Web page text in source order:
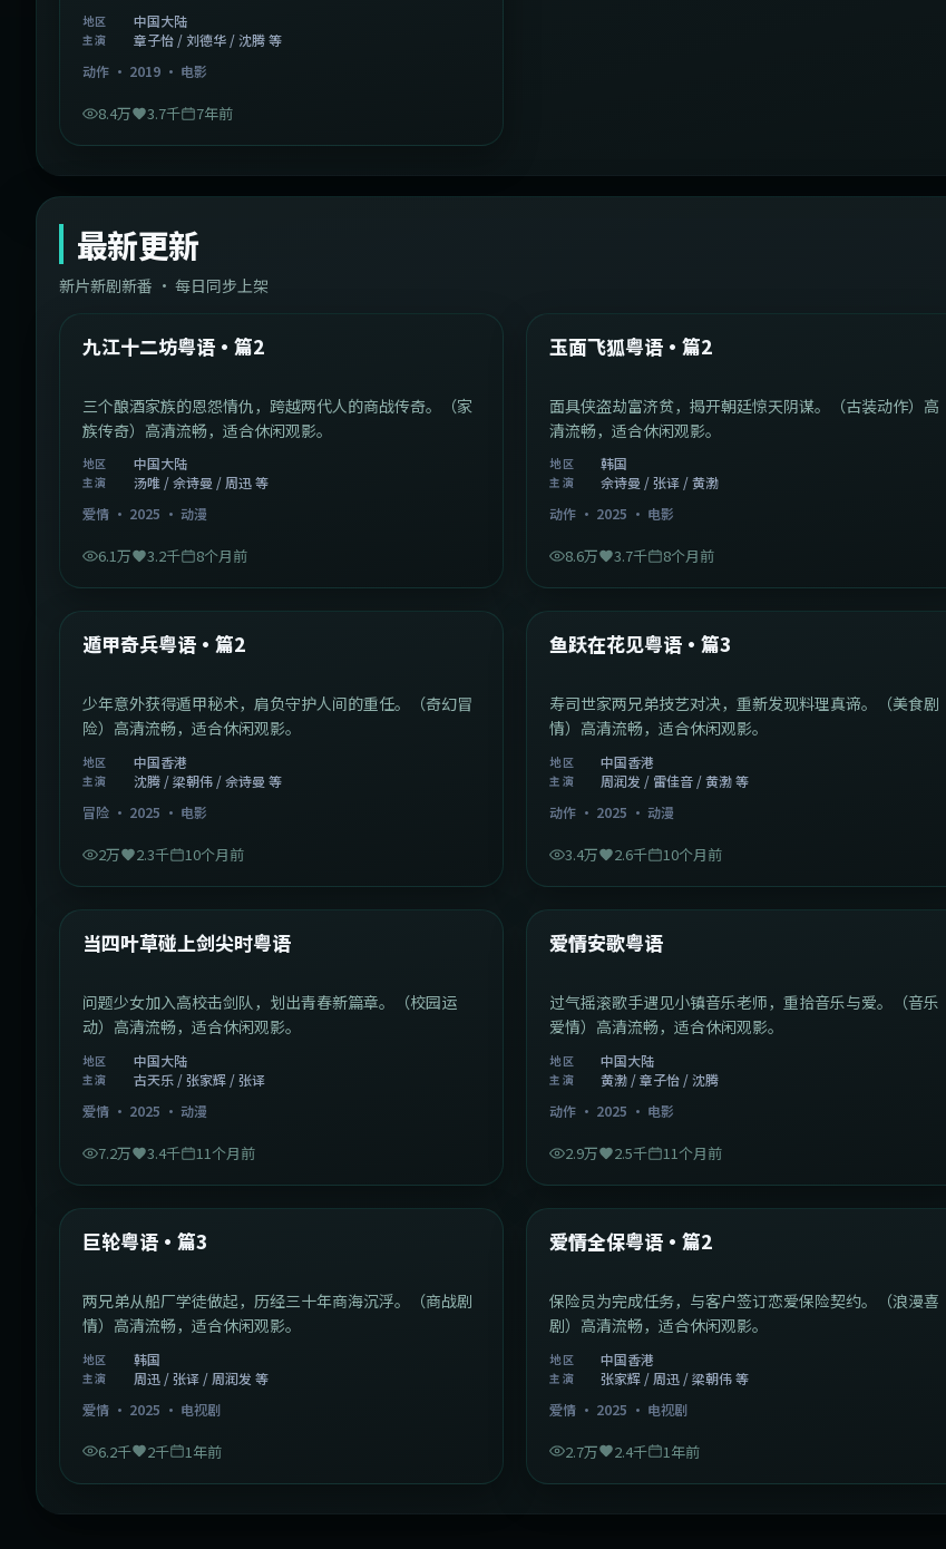
地区 中国大陆
主演
章子怡 / 刘德华 / 沈腾 等
动作 · 2019 · 电影
8.4万 3.7千 7年前
最新更新
新片新剧新番 · 每日同步上架
最新
中国大陆
九江十二坊粤语·篇2
三个酿酒家族的恩怨情仇，跨越两代人的商战传奇。（家
族传奇）高清流畅，适合休闲观影。
地区 中国大陆
主演
汤唯 / 佘诗曼 / 周迅 等
爱情 · 2025 · 动漫
6.1万 3.2千 8个月前
最新
玉面飞狐粤语·篇2
面具侠盗劫富济贫，揭开朝廷惊天阴谋。（古装动作）高
清流畅，适合休闲观影。
地区 韩国
主演
佘诗曼 / 张译 / 黄渤
动作 · 2025 · 电影
8.6万 3.7千 8个月前
最新
中国香港 1:10:21
遁甲奇兵粤语·篇2
少年意外获得遁甲秘术，肩负守护人间的重任。（奇幻冒
险）高清流畅，适合休闲观影。
地区 中国香港
主演
沈腾 / 梁朝伟 / 佘诗曼 等
冒险 · 2025 · 电影
2万 2.3千 10个月前
最新
中国香港 1:02:40
鱼跃在花见粤语·篇3
寿司世家两兄弟技艺对决，重新发现料理真谛。（美食剧
情）高清流畅，适合休闲观影。
地区 中国香港
主演
周润发 / 雷佳音 / 黄渤 等
动作 · 2025 ·动漫
3.4万 2.6千 10个月前
最新
中国大陆 1:23:05
当四叶草碰上剑尖时粤语
问题少女加入高校击剑队，划出青春新篇章。（校园运
动）高清流畅，适合休闲观影。
地区 中国大陆
主演
古天乐 / 张家辉 / 张译
爱情 · 2025 · 动漫
7.2万 3.4千 11个月前
最新
中国大陆 1:46:58
爱情安歌粤语
过气摇滚歌手遇见小镇音乐老师，重拾音乐与爱。（音乐
爱情）高清流畅，适合休闲观影。
地区 中国大陆
主演
黄渤 / 章子怡 / 沈腾
动作 · 2025 · 电影
2.9万 2.5千 11个月前
最新
韩国
巨轮粤语·篇3
两兄弟从船厂学徒做起，历经三十年商海沉浮。（商战剧
情）高清流畅，适合休闲观影。
地区 韩国
主演
周迅 / 张译 / 周润发 等
爱情 · 2025 · 电视剧
6.2千 2千 1年前
最新
中国香港
爱情全保粤语·篇2
保险员为完成任务，与客户签订恋爱保险契约。（浪漫喜
剧）高清流畅，适合休闲观影。
地区 中国香港
主演
张家辉 / 周迅 / 梁朝伟 等
爱情 · 2025 · 电视剧
2.7万 2.4千 1年前